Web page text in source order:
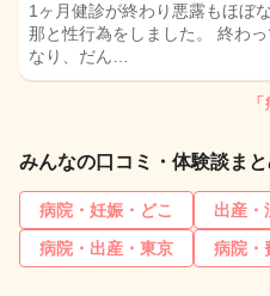
1ヶ月健診が終わり悪露もほぼ
那と性行為をしました。 終わ
なり、だん…
みんなの口コミ・体験談ま
病院・妊娠・どこ 出産・
病院・出産・東京
病院・